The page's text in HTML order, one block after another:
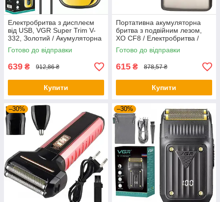
Електробритва з дисплеєм
від USB, VGR Super Trim V-
332, Золотий / Акумуляторна
бритва для обличчя / Шейвер
Готово до відправки
639 ₴ 912,86 ₴
Купити
Портативна акумуляторна
бритва з подвійним лезом,
XO CF8 / Електробритва /
Машинка для гоління
Готово до відправки
615 ₴ 878,57 ₴
Купити
–30% –30%